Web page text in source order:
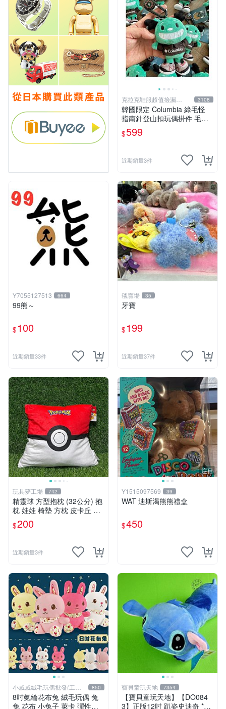
克拉克鞋服超值撿漏
KLKXF
3108
韓國限定 Columbia 綠毛怪
指南針登山扣玩偶掛件 毛絨
玩具
$599
近期銷量3件
Y7055127513 664
99熊～
$100
近期銷量33件
毯賣場 35
牙寶
$199
近期銷量37件
玩具夢工場 742
精靈球 方型抱枕 (32公分) 抱
枕 娃娃 椅墊 方枕 皮卡丘 神
奇寶貝 寶可夢
$200
近期銷量3件
注目
Y1515097569 39
WAT 迪斯渴熊熊禮盒
$450
小威威絨毛玩偶批發(工廠
直營)
850
8吋氨綸花布兔 絨毛玩偶 兔
兔 花布 小兔子 萊卡 彈性布
寶貝童玩天地 7354
【寶貝童玩天地】【DO084
3】正版12吋 趴姿史迪奇 *D